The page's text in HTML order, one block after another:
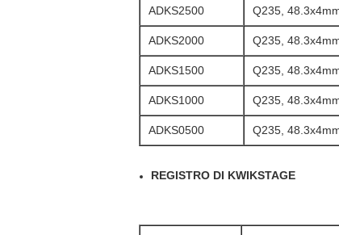
ADKS2500 Q235,
ADKS2000 Q235,
ADKS1500 Q235,
ADKS1000 Q235,
ADKS0500 Q235,
REGISTRO DI KWIKSTAGE